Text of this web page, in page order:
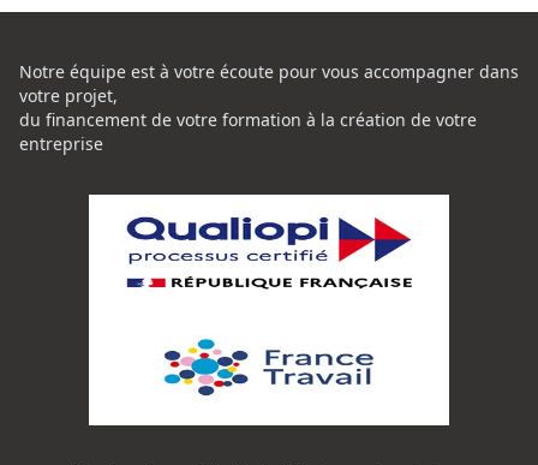
Notre équipe est à votre écoute pour vous accompagner dans
votre projet,
du financement de votre formation à la création de votre
entreprise